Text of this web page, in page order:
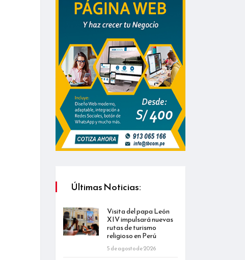
Últimas Noticias:
Visita del papa León
XIV impulsará nuevas
rutas de turismo
religioso en Perú
5 de agosto de 2026